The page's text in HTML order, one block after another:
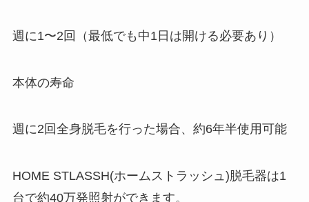
週に1〜2回（最低でも中1日は開ける必要あり）
本体の寿命
週に2回全身脱毛を行った場合、約6年半使用可能
HOME STLASSH(ホームストラッシュ)脱毛器は1
台で約40万発照射ができます。